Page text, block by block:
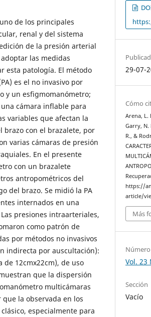
de los principales
renal y del sistema
de la presión arterial
las medidas
esta patología. El método
es el no invasivo por
y un esfigmomanómetro;
cámara inflable para
variables que afectan la
brazo con el brazalete, por
varias cámaras de presión
En el presente
con un brazalete
antropométricos del
del brazo. Se midió la PA
internados en una
presiones intraarteriales,
como patrón de
por métodos no invasivos
indirecta por auscultación):
de 12cmx22cm), de uso
que la dispersión
multicámaras
la observada en los
especialmente para
29-07-
Cómo
Arena, L.
Garry, N.
R., &
https://
article/
Más
Número
Vol. 23
Sección
Vacío